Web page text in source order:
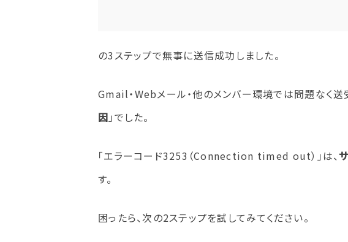
の3ステップで無事に送信成功しました。
Gmail・Webメール・他のメンバー環境では問題なく送
因 」でした。
「エラーコード3253（Connection timed out）」は、
す。
困ったら、次の2ステップを試してみてください。